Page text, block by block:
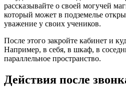
рассказывайте о своей могучей
который может в подземелье
уважение у своих учеников.
После этого закройте кабинет и
Например, в себя, в шкаф, в
параллельное пространство.
Действия после